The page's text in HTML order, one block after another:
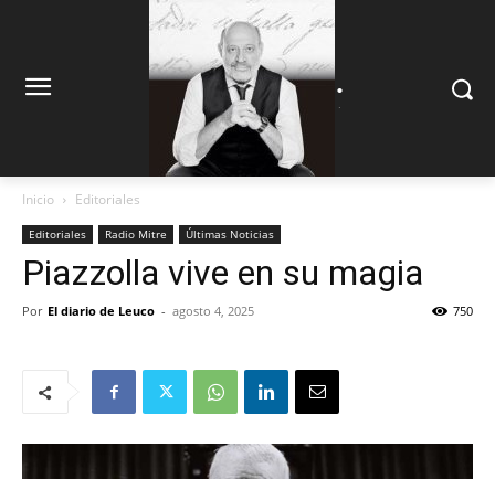
.
Inicio Editoriales
Editoriales Radio Mitre Últimas Noticias
Piazzolla vive en su magia
Por El diario de Leuco - agosto 4, 2025 750